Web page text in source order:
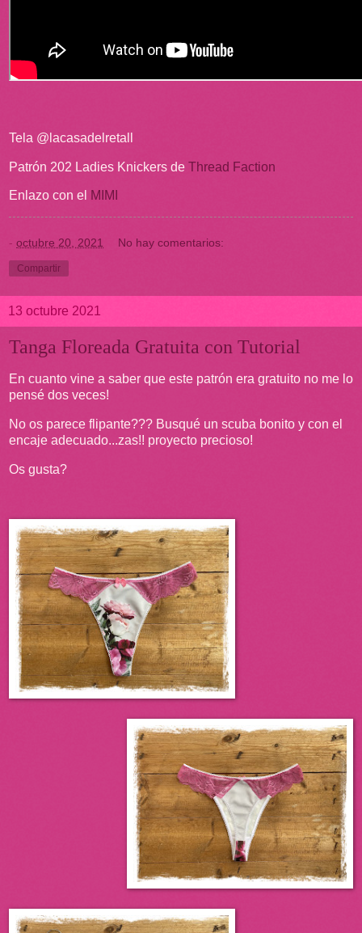
Tela @lacasadelretall
Patrón 202 Ladies Knickers de Thread Faction
Enlazo con el MIMI
- octubre 20, 2021 No hay comentarios:
Compartir
13 octubre 2021
Tanga Floreada Gratuita con Tutorial
En cuanto vine a saber que este patrón era gratuito no me lo
pensé dos veces!
No os parece flipante??? Busqué un scuba bonito y con el
encaje adecuado...zas!! proyecto precioso!
Os gusta?